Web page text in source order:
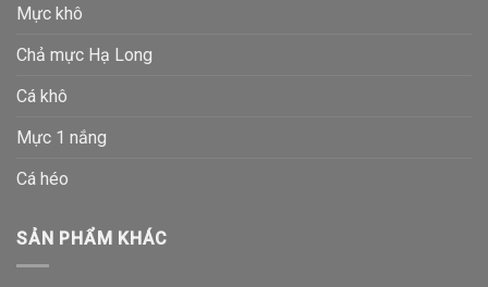
Mực khô
Chả mực Hạ Long
Cá khô
Mực 1 nắng
Cá héo
SẢN PHẨM KHÁC